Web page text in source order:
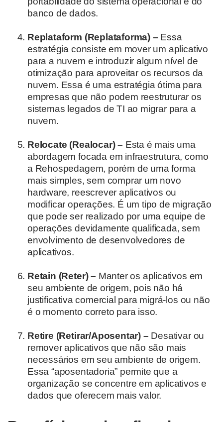
banco de dados.
Replataform (Replataforma) – Essa
estratégia consiste em mover um aplicativo
para a nuvem e introduzir algum nível de
otimização para aproveitar os recursos da
nuvem. Essa é uma estratégia ótima para
empresas que não podem reestruturar os
sistemas legados de TI ao migrar para a
nuvem.
Relocate (Realocar) – Esta é mais uma
abordagem focada em infraestrutura, como
a Rehospedagem, porém de uma forma
mais simples, sem comprar um novo
hardware, reescrever aplicativos ou
modificar operações. É um tipo de migração
que pode ser realizado por uma equipe de
operações devidamente qualificada, sem
envolvimento de desenvolvedores de
aplicativos.
Retain (Reter) – Manter os aplicativos em
seu ambiente de origem, pois não há
justificativa comercial para migrá-los ou não
é o momento correto para isso.
Retire (Retirar/Aposentar) – Desativar ou
remover aplicativos que não são mais
necessários em seu ambiente de origem.
Essa “aposentadoria” permite que a
organização se concentre em aplicativos e
dados que oferecem mais valor.